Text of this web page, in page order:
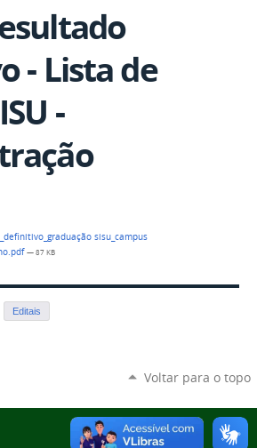
- Lista de
-
sisu_campus
— 87 KB
Editais
Voltar para o topo